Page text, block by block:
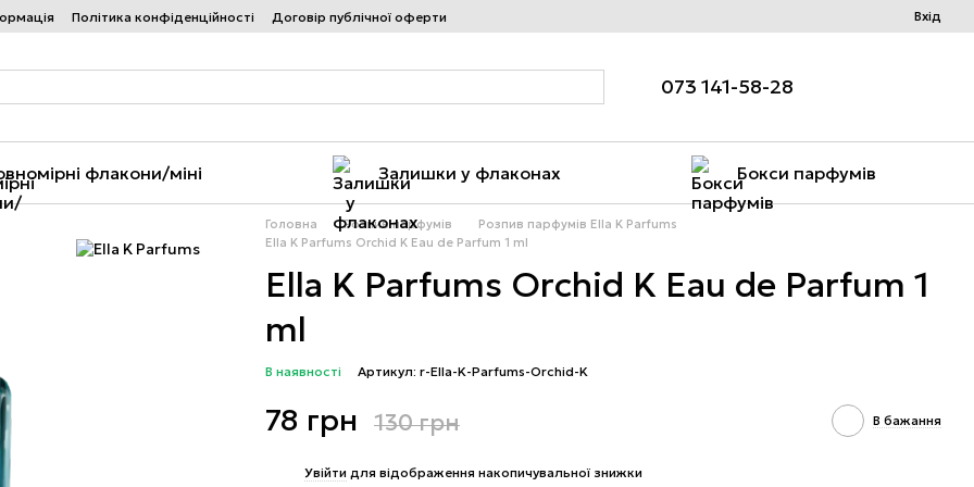
Політика конфіденційності Договір публічної оферти Вхід
073 141-58-28
флакони/міні Залишки у флаконах Бокси парфумів
Головна Розпив парфумів
Розпив парфумів Ella K Parfums
Ella K Parfums Orchid K Eau de Parfum 1 ml
Ella K Parfums Orchid K Eau de Parfum 1
ml
В наявності Артикул: r-Ella-K-Parfums-Orchid-K
78 грн 130 грн В бажання
Увійти для відображення накопичувальної знижки